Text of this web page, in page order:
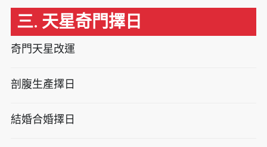
三. 天星奇門擇日
奇門天星改運
剖腹生產擇日
結婚合婚擇日